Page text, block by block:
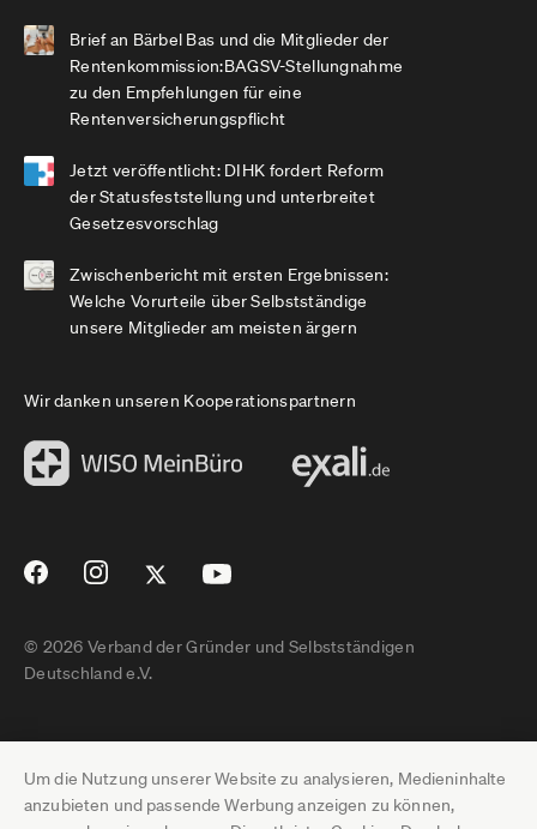
Um die Nutzung unserer Website zu analysieren, Medieninhalte
anzubieten und passende Werbung anzeigen zu können,
Brief an Bärbel Bas und die Mitglieder der
Rentenkommission:BAGSV-Stellungnahme
zu den Empfehlungen für eine
Rentenversicherungspflicht
Jetzt veröffentlicht: DIHK fordert Reform
der Statusfeststellung und unterbreitet
Gesetzesvorschlag
Zwischenbericht mit ersten Ergebnissen:
Welche Vorurteile über Selbstständige
unsere Mitglieder am meisten ärgern
Wir danken unseren Kooperationspartnern
© 2026 Verband der Gründer und Selbstständigen
Deutschland e.V.
Impressum
Datenschutz